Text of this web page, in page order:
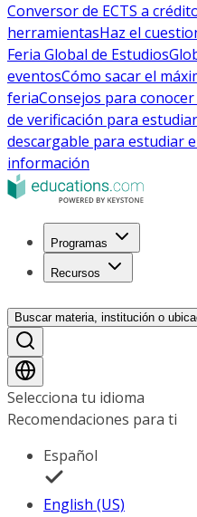
Conversor de ECTS a
herramientasHaz el
Feria Global de Estudios
eventosCómo sacar el
feriaConsejos para
de verificación para
descargable para estudiar
información
Programas
Recursos
Buscar materia, institución o
Selecciona tu idioma
Recomendaciones para ti
Español
English (US)